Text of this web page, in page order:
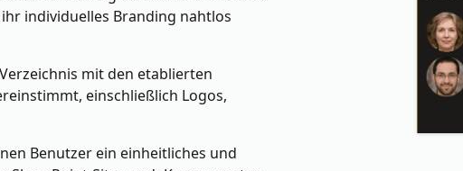
individuelles Branding nahtlos
mit den etablierten
einschließlich Logos,
Benutzer ein einheitliches und